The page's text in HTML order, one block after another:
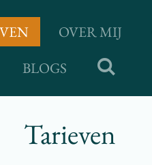
OVER MIJ
BLOGS
Tarieven